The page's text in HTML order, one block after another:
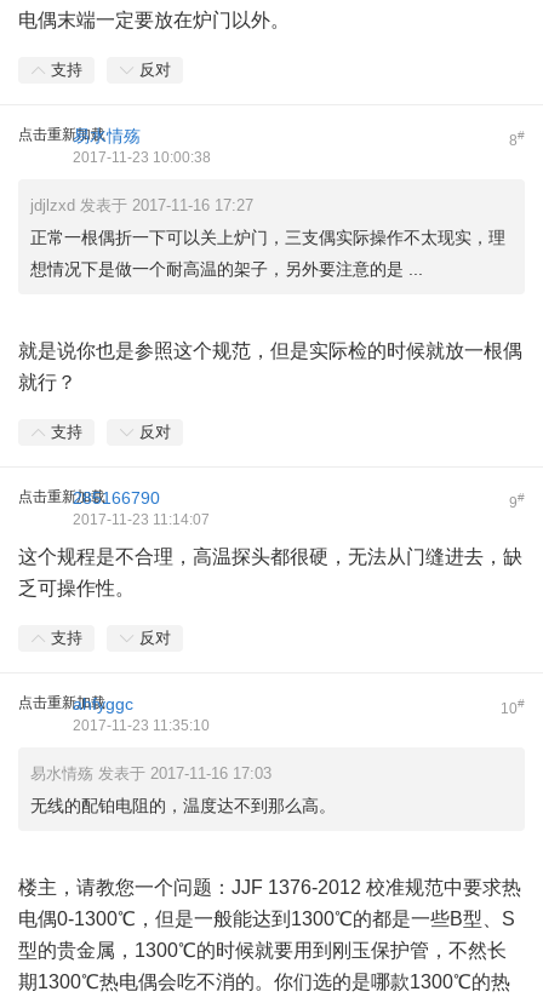
电偶末端一定要放在炉门以外。
支持 反对
点击重新加载 8#
易水情殇
2017-11-23 10:00:38
jdjlzxd 发表于 2017-11-16 17:27
正常一根偶折一下可以关上炉门，三支偶实际操作不太现实，理
想情况下是做一个耐高温的架子，另外要注意的是 ...
就是说你也是参照这个规范，但是实际检的时候就放一根偶
就行？
支持 反对
点击重新加载 9#
285166790
2017-11-23 11:14:07
这个规程是不合理，高温探头都很硬，无法从门缝进去，缺
乏可操作性。
支持 反对
点击重新加载 10#
ahfyggc
2017-11-23 11:35:10
易水情殇 发表于 2017-11-16 17:03
无线的配铂电阻的，温度达不到那么高。
楼主，请教您一个问题：JJF 1376-2012 校准规范中要求热
电偶0-1300℃，但是一般能达到1300℃的都是一些B型、S
型的贵金属，1300℃的时候就要用到刚玉保护管，不然长
期1300℃热电偶会吃不消的。你们选的是哪款1300℃的热